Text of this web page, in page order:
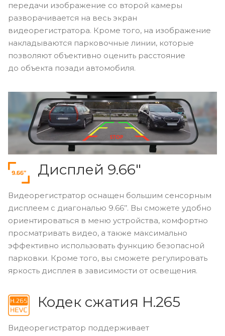
передачи изображение со второй камеры
разворачивается на весь экран
видеорегистратора. Кроме того, на изображение
накладываются парковочные линии, которые
позволяют объективно оценить расстояние
до объекта позади автомобиля.
Дисплей 9.66″
Видеорегистратор оснащен большим сенсорным
дисплеем c диагональю 9.66’’. Вы сможете удобно
ориентироваться в меню устройства, комфортно
просматривать видео, а также максимально
эффективно использовать функцию безопасной
парковки. Кроме того, вы сможете регулировать
яркость дисплея в зависимости от освещения.
Кодек сжатия H.265
Видеорегистратор поддерживает